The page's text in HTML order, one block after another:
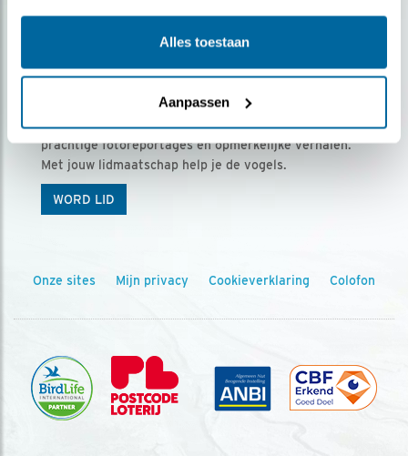
Alles toestaan
Aanpassen
Ontvang 5 x Vogels voor € 36,00 per jaar
Vogels is het tijdschrift voor onze leden, met
prachtige fotoreportages en opmerkelijke verhalen.
Met jouw lidmaatschap help je de vogels.
WORD LID
Onze sites Mijn privacy Cookieverklaring Colofon